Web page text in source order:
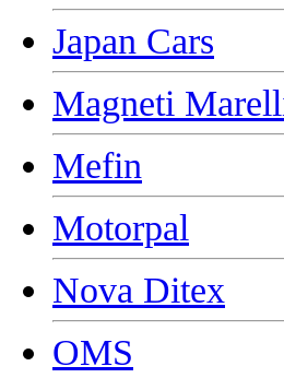
Japan Cars
Magneti
Mefin
Motorpal
Nova Ditex
OMS